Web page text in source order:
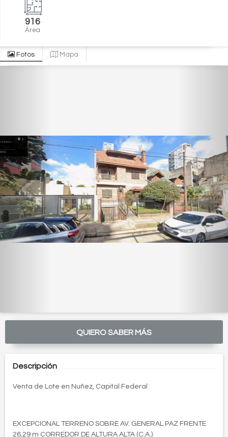
916
Área
Fotos Mapa
QUIERO SABER MÁS
Descripción
Venta de Lote en Nuñez, Capital Federal
EXCEPCIONAL TERRENO SOBRE AV. GENERAL PAZ FRENTE
26,29 m CORREDOR DE ALTURA ALTA (C.A.)